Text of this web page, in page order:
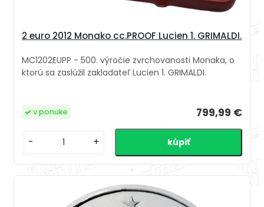
2 euro 2012 Monako cc.PROOF Lucien 1. GRIMALDI.
MC1202EUPP - 500. výročie zvrchovanosti Monaka, o
ktorú sa zaslúžil zakladateľ Lucien 1. GRIMALDI.
799,99 €
v ponuke
- +